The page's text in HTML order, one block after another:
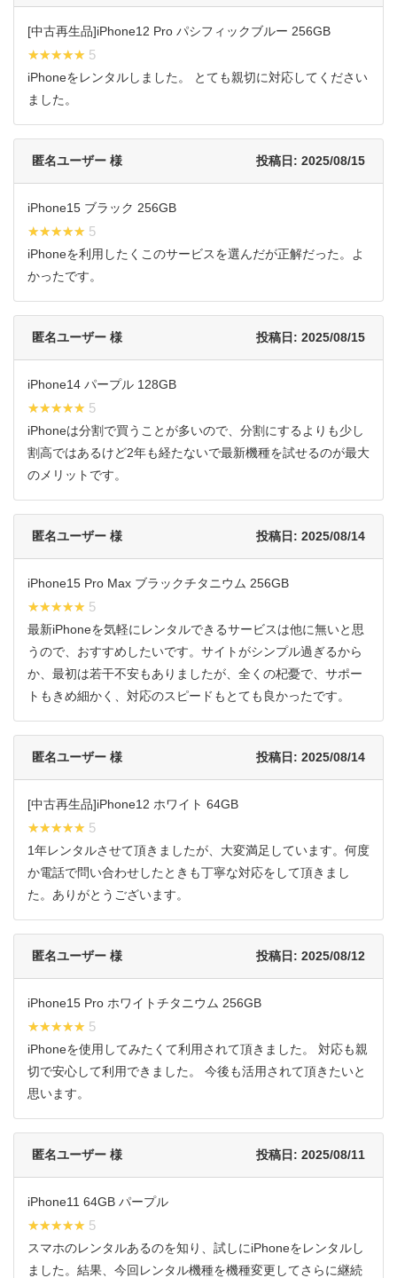
[中古再生品]iPhone12 Pro パシフィックブルー 256GB
★★★★★
★★★★★ 5
iPhoneをレンタルしました。 とても親切に対応してください
ました。
匿名ユーザー 様 投稿日: 2025/08/15
iPhone15 ブラック 256GB
★★★★★
★★★★★ 5
iPhoneを利用したくこのサービスを選んだが正解だった。よ
かったです。
匿名ユーザー 様 投稿日: 2025/08/15
iPhone14 パープル 128GB
★★★★★
★★★★★ 5
iPhoneは分割で買うことが多いので、分割にするよりも少し
割高ではあるけど2年も経たないで最新機種を試せるのが最大
のメリットです。
匿名ユーザー 様 投稿日: 2025/08/14
iPhone15 Pro Max ブラックチタニウム 256GB
★★★★★
★★★★★ 5
最新iPhoneを気軽にレンタルできるサービスは他に無いと思
うので、おすすめしたいです。サイトがシンプル過ぎるから
か、最初は若干不安もありましたが、全くの杞憂で、サポー
トもきめ細かく、対応のスピードもとても良かったです。
匿名ユーザー 様 投稿日: 2025/08/14
[中古再生品]iPhone12 ホワイト 64GB
★★★★★
★★★★★ 5
1年レンタルさせて頂きましたが、大変満足しています。何度
か電話で問い合わせしたときも丁寧な対応をして頂きまし
た。ありがとうございます。
匿名ユーザー 様 投稿日: 2025/08/12
iPhone15 Pro ホワイトチタニウム 256GB
★★★★★
★★★★★ 5
iPhoneを使用してみたくて利用されて頂きました。 対応も親
切で安心して利用できました。 今後も活用されて頂きたいと
思います。
匿名ユーザー 様 投稿日: 2025/08/11
iPhone11 64GB パープル
★★★★★
★★★★★ 5
スマホのレンタルあるのを知り、試しにiPhoneをレンタルし
ました。結果、今回レンタル機種を機種変更してさらに継続